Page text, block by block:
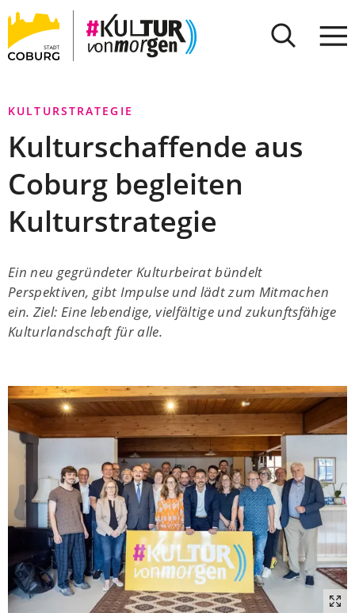
INHALT ANSPRINGEN
Stadt
Coburg
KULTURSTRATEGIE
Kulturschaffende aus
Coburg begleiten
Kulturstrategie
Ein neu gegründeter Kulturbeirat bündelt
Perspektiven, gibt Impulse und lädt zum Mitmachen
ein. Ziel: Eine lebendige, vielfältige und zukunftsfähige
Kulturlandschaft für alle.